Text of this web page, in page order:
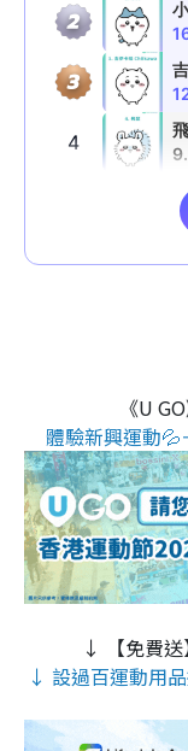
《U
體驗新興運動💦
↓ 【免費
↓ 設過百運動用